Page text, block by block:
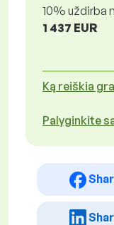
10% uždirba
1 437 EUR
Ką reiškia
Palyginkite